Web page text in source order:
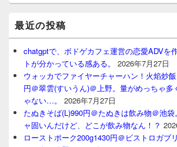
最近の投稿
chatgptで、ボドゲカフェ運営の恋愛ADVを
トが分かっている感ある。
2026年7月27日
ウォッカでファイヤーチャーハン！火焰炒
円＠翠雲(すいうん)＠上野。量がめっちゃ多
ゃない…。
2026年7月27日
たぬきそば(L)990円＠たぬきは飲み物＠池
ャ固いんだけど、どこが飲み物なん！？
ローストポーク200g1430円＠ビストロガブ